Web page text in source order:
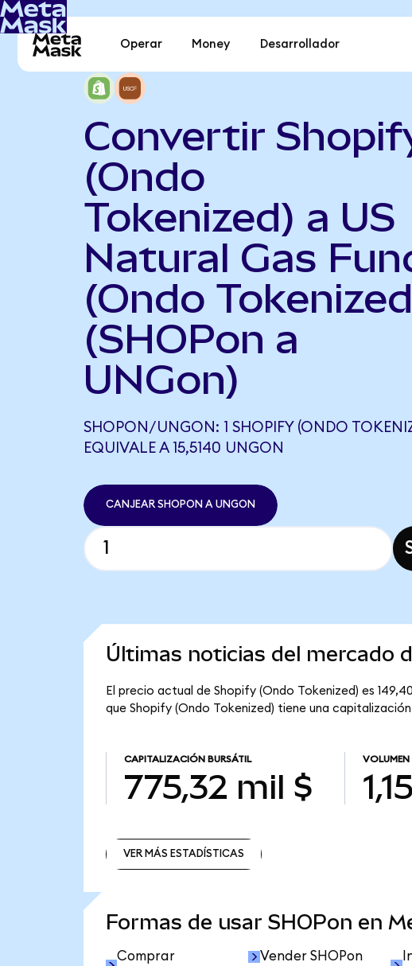
Operar Money Desarrollador
Convertir
(Ondo
Tokenized) a US
Natural Gas
(Ondo
(SHOPon a
UNGon)
SHOPON/UNGON: 1 SHOPIFY (ONDO
EQUIVALE A 15,5140 UNGON
CANJEAR SHOPON A UNGON
Últimas noticias del mercado
El precio actual de Shopify (Ondo Tokenized) es
que Shopify (Ondo Tokenized) tiene una
CAPITALIZACIÓN BURSÁTIL
775,32 mil $
VOLUMEN
VER MÁS ESTADÍSTICAS
Formas de usar SHOPon en
Comprar
Vender SHOPon